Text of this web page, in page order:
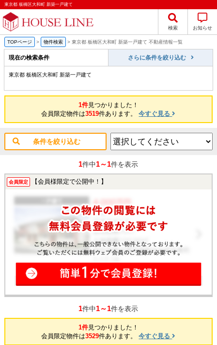
東京都 板橋区大和町 新築一戸建て
検索 お知らせ
TOPページ > 物件検索 > 東京都 板橋区大和町 新築一戸建て 不動産情報一覧
現在の検索条件 さらに条件を絞り込む
東京都 板橋区大和町 新築一戸建て
1件見つかりました！
会員限定物件は3519件あります。今すぐ見る
条件を絞り込む
1件中1～1件を表示
会員限定 【会員様限定で公開中！】
1件中1～1件を表示
1件見つかりました！
会員限定物件は3529件あります。今すぐ見る